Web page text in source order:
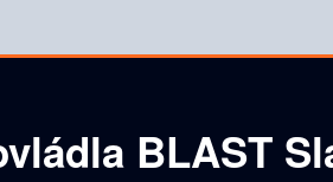
BLAST